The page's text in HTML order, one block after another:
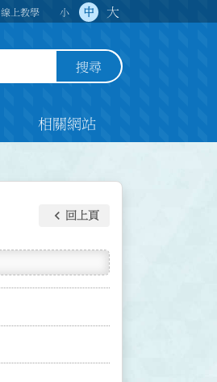
線上教學 小 中 大
搜尋
相關網站
keyboard_arrow_left 回上頁